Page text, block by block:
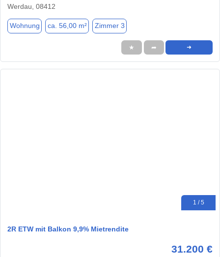
Werdau, 08412
Wohnung ca. 56,00 m² Zimmer 3
★ ➦ ➜
1 / 5
2R ETW mit Balkon 9,9% Mietrendite
31.200 €